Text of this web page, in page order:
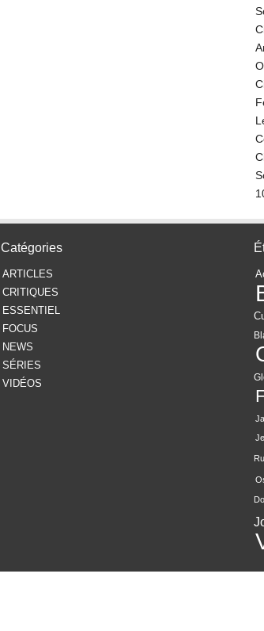
Catégories
ARTICLES
CRITIQUES
ESSENTIEL
FOCUS
NEWS
SÉRIES
VIDÉOS